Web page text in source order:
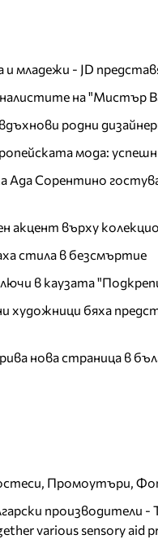
и младежи - JD
на "Мистър
родни
мода:
Ада Сорентино
акцент върху
стила в безсмъртие
в каузата
художници бяха
нова страница в
Промоутъри,
производители -
various sensory aid